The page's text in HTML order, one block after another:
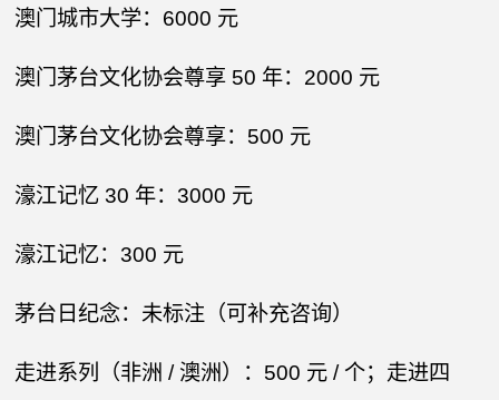
澳门城市大学：6000 元​
澳门茅台文化协会尊享 50 年：2000 元​
澳门茅台文化协会尊享：500 元​
濠江记忆 30 年：3000 元​
濠江记忆：300 元​
茅台日纪念：未标注（可补充咨询）​
走进系列（非洲 / 澳洲）：500 元 / 个；走进四